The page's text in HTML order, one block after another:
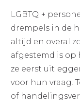
LGBTQI+
drempels in de
altijd en overal
afgestemd is op
ze eerst
voor hun vraag.
of